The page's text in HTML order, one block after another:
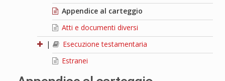
Appendice al carteggio
Atti e documenti diversi
|
Esecuzione testamentaria
Estranei